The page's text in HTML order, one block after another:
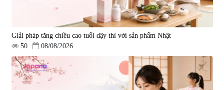
Giải pháp tăng chiều cao tuổi dậy thì với sản phẩm Nhật
50
08/08/2026